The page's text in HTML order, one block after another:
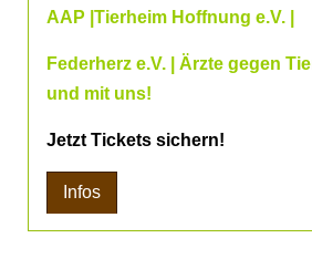
AAP |Tierheim Hoffnung e.V. |
Federherz e.V. | Ärzte gegen
und mit uns!
Jetzt Tickets sichern!
Infos